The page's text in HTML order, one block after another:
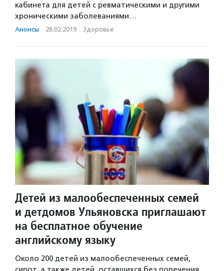
кабинета для детей с ревматическими и другими
хроническими заболеваниями…
Анонсы · 28.02.2019 · Здоровье
Детей из малообеспеченных семей
и детдомов Ульяновска приглашают
на бесплатное обучение
английскому языку
Около 200 детей из малообеспеченных семей,